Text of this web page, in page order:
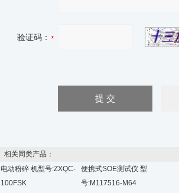
验证码：
相关同类产品：
电动粉碎 机型号:ZXQC-
100FSK
便携式SOE测试仪 型
号:M117516-M64